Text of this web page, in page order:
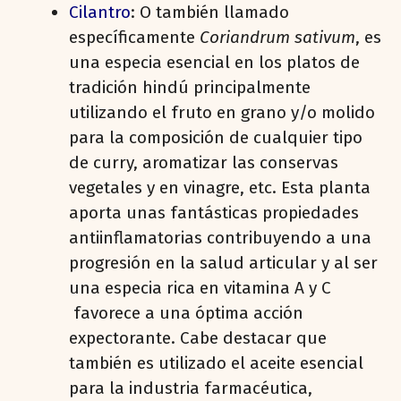
Cilantro: O también llamado
específicamente Coriandrum sativum, es
una especia esencial en los platos de
tradición hindú principalmente
utilizando el fruto en grano y/o molido
para la composición de cualquier tipo
de curry, aromatizar las conservas
vegetales y en vinagre, etc. Esta planta
aporta unas fantásticas propiedades
antiinflamatorias contribuyendo a una
progresión en la salud articular y al ser
una especia rica en vitamina A y C
favorece a una óptima acción
expectorante. Cabe destacar que
también es utilizado el aceite esencial
para la industria farmacéutica,